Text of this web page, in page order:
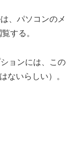
、パソコンのメ
する。
ョンには、この
ないらしい）。